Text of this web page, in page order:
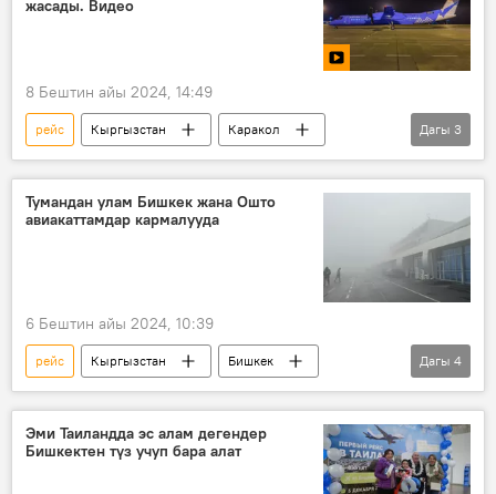
жасады. Видео
8 Бештин айы 2024, 14:49
рейс Кыргызстан
Каракол
аэропорт
техникалык регламент
Видео
Дагы 3
Тумандан улам Бишкек жана Ошто
авиакаттамдар кармалууда
6 Бештин айы 2024, 10:39
рейс Кыргызстан
Бишкек
"Манас" эл аралык аэропорту
аба ырайы
туман
Сүрөт
Дагы 4
Эми Таиландда эс алам дегендер
Бишкектен түз учуп бара алат